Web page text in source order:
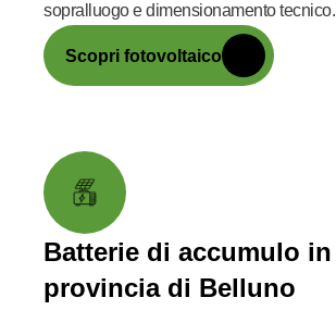
sopralluogo e dimensionamento tecnico.
Scopri fotovoltaico
Batterie di accumulo in
provincia di Belluno